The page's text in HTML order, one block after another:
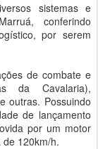
sistemas e
conferindo
por serem
de combate e
da Cavalaria),
outras. Possuindo
de lançamento
por um motor
120km/h.